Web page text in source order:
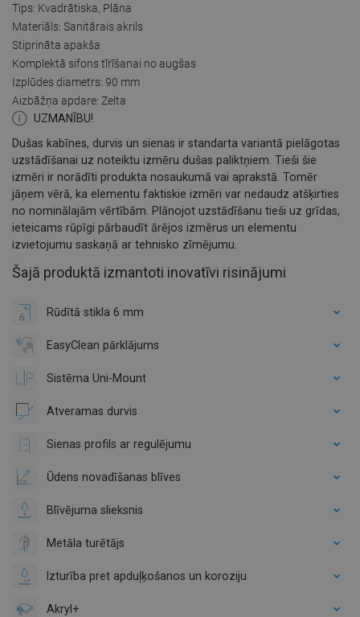
Tips: Kvadrātiska, Plāna
Materiāls: Sanitārais akrils
Stiprināta apakša
Komplektā sifons tīrīšanai no augšas
Izplūdes diametrs: 90 mm
Aizbāžņa apdare: Zelta
UZMANĪBU!
Dušas kabīnes, durvis un sienas ir standarta variantā pielāgotas
uzstādīšanai uz noteiktu izmēru dušas paliktņiem. Tieši šie
izmēri ir norādīti produkta nosaukumā vai aprakstā. Tomēr
jāņem vērā, ka elementu faktiskie izmēri var nedaudz atšķirties
no nominālajām vērtībām. Plānojot uzstādīšanu tieši uz grīdas,
ieteicams rūpīgi pārbaudīt ārējos izmērus un elementu
izvietojumu saskaņā ar tehnisko zīmējumu.
Šajā produktā izmantoti inovatīvi risinājumi
Rūdītā stikla 6 mm
EasyClean pārklājums
Sistēma Uni-Mount
Atveramas durvis
Sienas profils ar regulējumu
Ūdens novadīšanas blīves
Blīvējuma slieksnis
Metāla turētājs
Izturība pret apduļķošanos un koroziju
Akryl+